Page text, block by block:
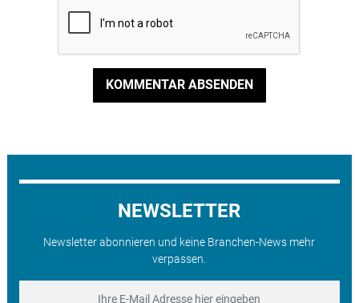
KOMMENTAR ABSENDEN
NEWSLETTER
Newsletter abonnieren und keine Branchen-News mehr
verpassen.